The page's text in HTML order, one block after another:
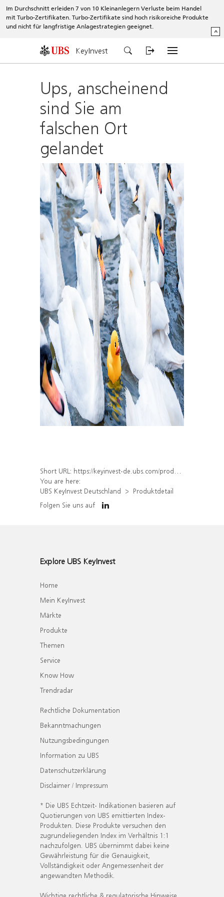
Im Durchschnitt erleiden 7 von 10 Kleinanlegern Verluste beim Handel
mit Turbo-Zertifikaten. Turbo-Zertifikate sind hoch risikoreiche Produkte
und nicht für langfristige Anlagestrategien geeignet.
^
KeyInvest
Ups, anscheinend
sind Sie am
falschen Ort
gelandet
Short URL: https://keyinvest-de.ubs.com/produkt/detail/index/isin/DE000UK9GAP7
You are here:
UBS KeyInvest Deutschland
Produktdetail
Folgen Sie uns auf
Explore UBS KeyInvest
Home
Mein KeyInvest
Märkte
Produkte
Themen
Service
Know How
Trendradar
Rechtliche Dokumentation
Bekanntmachungen
Nutzungsbedingungen
Information zu UBS
Datenschutzerklärung
Disclaimer / Impressum
* Die UBS Echtzeit- Indikationen basieren auf
Quotierungen von UBS emittierten Index-
Produkten. Diese Produkte versuchen den
zugrundeliegenden Index im Verhältnis 1:1
nachzufolgen. UBS übernimmt dabei keine
Gewährleistung für die Genauigkeit,
Vollständigkeit oder Angemessenheit der
angewandten Methodik.